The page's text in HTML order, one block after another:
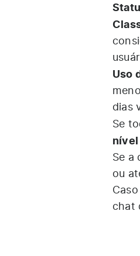
Uso
dias
Se
nível
Se a
ou
chat